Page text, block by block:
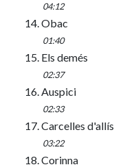
04:12
14. Obac
01:40
15. Els demés
02:37
16. Auspici
02:33
17. Carcelles d'allís
03:22
18. Corinna